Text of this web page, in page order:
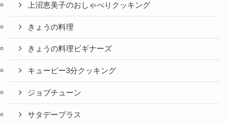
上沼恵美子のおしゃべりクッキング
きょうの料理
きょうの料理ビギナーズ
キューピー3分クッキング
ジョブチューン
サタデープラス